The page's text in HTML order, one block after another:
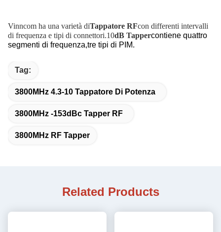
Vinncom ha una varietà diTappatore RFcon differenti intervalli
di frequenza e tipi di connettori.10dB Tappercontiene quattro
segmenti di frequenza,tre tipi di PIM.
Tag:
3800MHz 4.3-10 Tappatore Di Potenza
3800MHz -153dBc Tapper RF
3800MHz RF Tapper
Related Products